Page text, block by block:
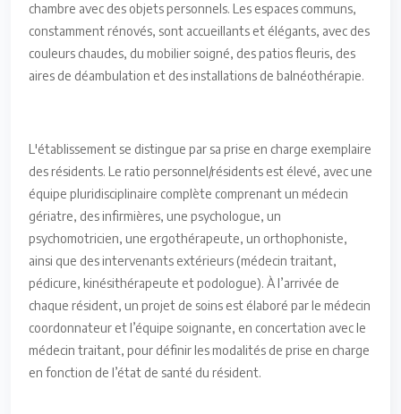
chambre avec des objets personnels. Les espaces communs,
constamment rénovés, sont accueillants et élégants, avec des
couleurs chaudes, du mobilier soigné, des patios fleuris, des
aires de déambulation et des installations de balnéothérapie.
L'établissement se distingue par sa prise en charge exemplaire
des résidents. Le ratio personnel/résidents est élevé, avec une
équipe pluridisciplinaire complète comprenant un médecin
gériatre, des infirmières, une psychologue, un
psychomotricien, une ergothérapeute, un orthophoniste,
ainsi que des intervenants extérieurs (médecin traitant,
pédicure, kinésithérapeute et podologue). À l’arrivée de
chaque résident, un projet de soins est élaboré par le médecin
coordonnateur et l’équipe soignante, en concertation avec le
médecin traitant, pour définir les modalités de prise en charge
en fonction de l’état de santé du résident.